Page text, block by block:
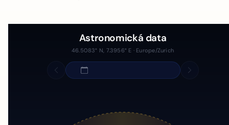
Astronomická data
46.5083° N, 7.3956° E · Europe/Zurich